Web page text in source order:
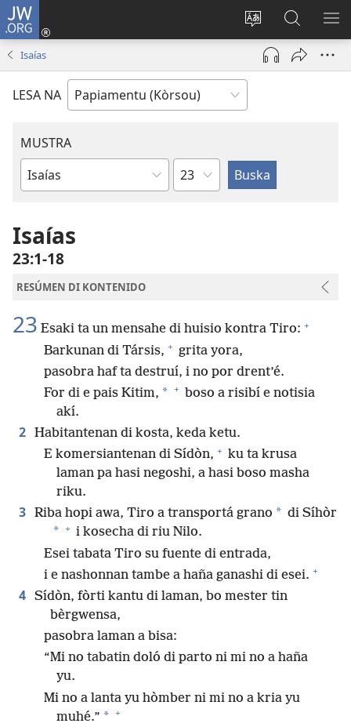
JW.ORG
Kambia
idioma
di
Log
(opens
window)
Buska
Riba
JW.ORG
Isaías
LESA NA
MUSTRA
Buki
Beibel
Kapítulo
Isaías
23:1-18
RESÚMEN DI KONTENIDO
23 Esaki ta un mensahe di huisio kontra Tiro: +
Barkunan di Társis, + grita yora,
pasobra haf ta destruí, i no por drent’é.
For di e pais Kitim, * + boso a risibí e notisia
akí.
2 Habitantenan di kosta, keda ketu.
E komersiantenan di Sídòn, + ku ta krusa
laman pa hasi negoshi, a hasi boso masha
riku.
3 Riba hopi awa, Tiro a transportá grano * di Síhòr
* + i kosecha di riu Nilo.
Esei tabata Tiro su fuente di entrada,
i e nashonnan tambe a haña ganashi di esei. +
4 Sídòn, fòrti kantu di laman, bo mester tin
bèrgwensa,
pasobra laman a bisa:
“Mi no tabatin doló di parto ni mi no a haña
yu.
Mi no a lanta yu hòmber ni mi no a kria yu
muhé.” * +